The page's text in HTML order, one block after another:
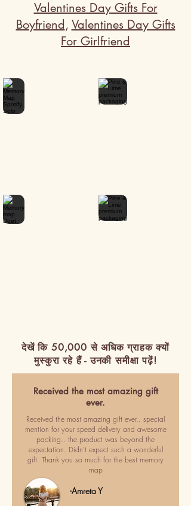
Valentines Day Gifts For
Boyfriend, Valentines Day Gifts
For Girlfriend
देखें कि 50,000 से अधिक ग्राहक क्यों
मुस्कुरा रहे हैं - उनकी समीक्षा पढ़ें!
Received the most amazing gift
ever.
Received the most amazing gift ever.. special
mention for your speed delivery and awesome
packing.. the product was beyond the
expectation. Didn't expect such a wonderful
gift. Thank you so much for the best memory
map
-Amreta Y